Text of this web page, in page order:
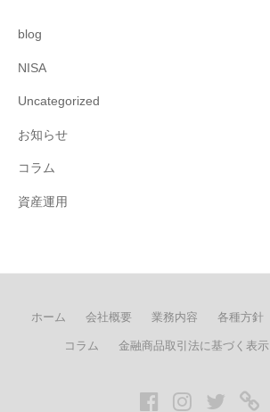
blog
NISA
Uncategorized
お知らせ
コラム
資産運用
ホーム 会社概要 業務内容 各種方針
コラム 金融商品取引法に基づく表示
FacebookInstagram
twitter